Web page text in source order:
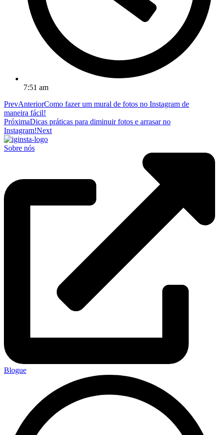
7:51 am
PrevAnteriorComo fazer um mural de fotos no Instagram de
maneira fácil!
PróximaDicas práticas para diminuir fotos e arrasar no
Instagram!Next
Sobre nós
Blogue